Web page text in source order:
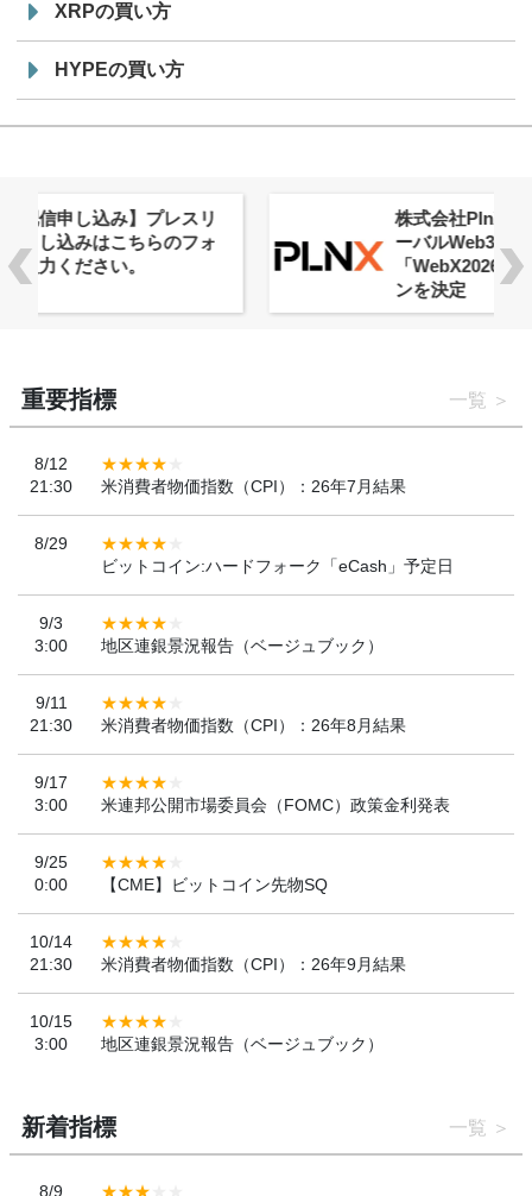
XRPの買い方
HYPEの買い方
株式会社PlnX、アジア最大級のグロ
ーバルWeb3カンファレンス
「WebX2026」とのコラボレーショ
重要指標 一覧
8/12
21:30
米消費者物価指数（CPI）：26年7月結果
8/29
ビットコイン:ハードフォーク「eCash」予定日
9/3
3:00
地区連銀景況報告（ベージュブック）
9/11
21:30
米消費者物価指数（CPI）：26年8月結果
9/17
3:00
米連邦公開市場委員会（FOMC）政策金利発表
9/25
0:00
【CME】ビットコイン先物SQ
10/14
21:30
米消費者物価指数（CPI）：26年9月結果
10/15
3:00
地区連銀景況報告（ベージュブック）
新着指標 一覧
8/9